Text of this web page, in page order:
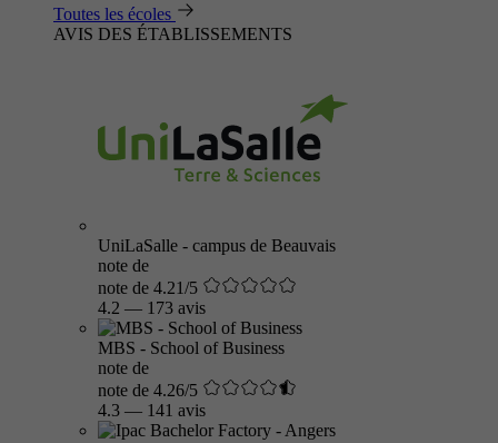
Toutes les écoles
AVIS DES ÉTABLISSEMENTS
UniLaSalle - campus de Beauvais
note de
note de 4.21/5
4.2 — 173 avis
MBS - School of Business
note de
note de 4.26/5
4.3 — 141 avis